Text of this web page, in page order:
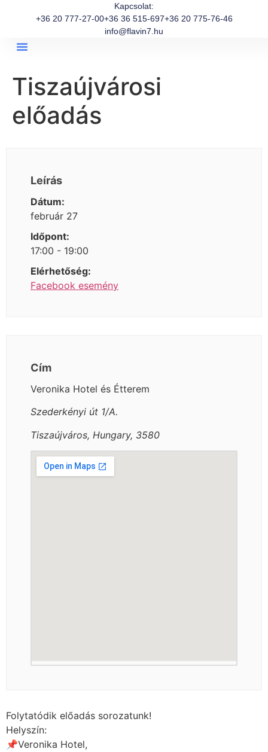
Kapcsolat:
+36 20 777-27-00+36 36 515-697+36 20 775-76-46
info@flavin7.hu
Tiszaújvárosi
előadás
Leírás
Dátum:
február 27
Időpont:
17:00 - 19:00
Elérhetőség:
Facebook esemény
Cím
Veronika Hotel és Étterem
Szederkényi út 1/A.
Tiszaújváros, Hungary, 3580
Folytatódik előadás sorozatunk!
Helyszín:
📌Veronika Hotel,